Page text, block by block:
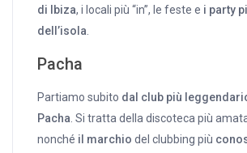
di Ibiza, i locali più “in”, le feste e i party
dell’isola
Pacha
Partiamo subito dal club più
Pacha . Si tratta della discoteca più
nonché il marchio del clubbing più